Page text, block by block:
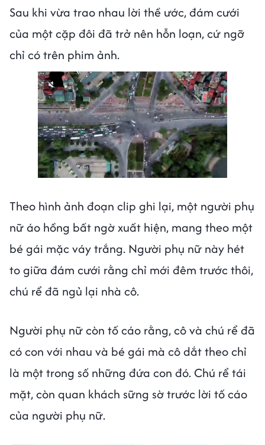
Sau khi vừa trao nhau lời thề ước, đám cưới
của một cặp đôi đã trở nên hỗn loạn, cứ ngỡ
chỉ có trên phim ảnh.
Theo hình ảnh đoạn clip ghi lại, một người phụ
nữ áo hồng bất ngờ xuất hiện, mang theo một
bé gái mặc váy trắng. Người phụ nữ này hét
to giữa đám cưới rằng chỉ mới đêm trước thôi,
chú rể đã ngủ lại nhà cô.
Người phụ nữ còn tố cáo rằng, cô và chú rể đã
có con với nhau và bé gái mà cô dắt theo chỉ
là một trong số những đứa con đó. Chú rể tái
mặt, còn quan khách sững sờ trước lời tố cáo
của người phụ nữ.